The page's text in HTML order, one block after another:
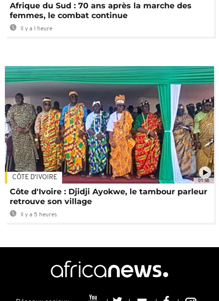
Afrique du Sud : 70 ans après la marche des
femmes, le combat continue
Il y a 1 heure
01:58
CÔTE D'IVOIRE
Côte d'Ivoire : Djidji Ayokwe, le tambour parleur
retrouve son village
Il y a 5 heures